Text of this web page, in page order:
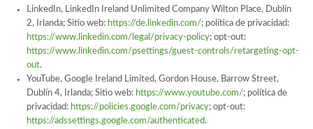
LinkedIn, LinkedIn Ireland Unlimited Company Wilton Place, Dublín
2, Irlanda; Sitio web: https://de.linkedin.com/; política de privacidad:
https://www.linkedin.com/legal/privacy-policy; opt-out:
https://www.linkedin.com/psettings/guest-controls/retargeting-opt-
out.
YouTube, Google Ireland Limited, Gordon House, Barrow Street,
Dublín 4, Irlanda; Sitio web: https://www.youtube.com/; política de
privacidad: https://policies.google.com/privacy; opt-out:
https://adssettings.google.com/authenticated.